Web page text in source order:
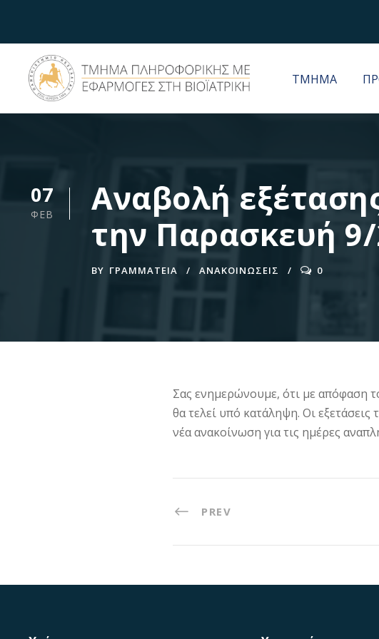
ΤΜΗΜΑ
07
ΦΕΒ
Αναβολή
την Παρασκευή
BY ΓΡΑΜΜΑΤΕΊΑ ΑΝΑΚΟΙΝΩΣΕΙΣ 0
Σας ενημερώνουμε, ότι με απόφαση
θα τελεί υπό κατάληψη. Οι
νέα ανακοίνωση για τις ημέρες
PREV